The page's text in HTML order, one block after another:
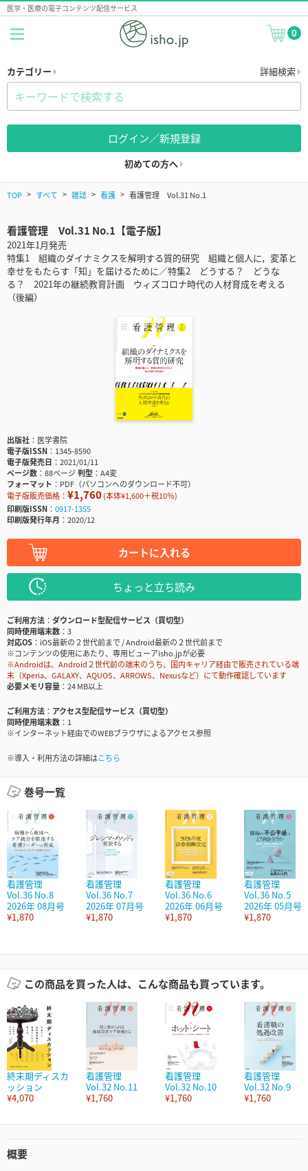
医学・医療の電子コンテンツ配信サービス
0
カテゴリー 詳細検索
ログイン／新規登録
初めての方へ
TOP すべて 雑誌 看護 看護管理 Vol.31 No.1
看護管理 Vol.31 No.1【電子版】
2021年1月発売
特集1 組織のダイナミクスを解明する質的研究 組織と個人に，変革と
幸せをもたらす「知」を届けるために／特集2 どうする？ どうな
る？ 2021年の継続教育計画 ウィズコロナ時代の人材育成を考える
（後編）
出版社
医学書院
電子版ISSN
1345-8590
電子版発売日
2021/01/11
ページ数
88ページ判型
A4変
フォーマット
PDF（パソコンへのダウンロード不可）
電子版販売価格： ¥1,760(本体¥1,600＋税10％)
印刷版ISSN
0917-1355
印刷版発行年月
2020/12
カートに入れる
ちょっと立ち読み
ご利用方法
ダウンロード型配信サービス（買切型）
同時使用端末数
3
対応OS
iOS最新の２世代前まで / Android最新の２世代前まで
※コンテンツの使用にあたり、専用ビューアisho.jpが必要
※Androidは、Android２世代前の端末のうち、国内キャリア経由で販売されている端
末（Xperia、GALAXY、AQUOS、ARROWS、Nexusなど）にて動作確認しています
必要メモリ容量
24 MB以上
ご利用方法
アクセス型配信サービス（買切型）
同時使用端末数
1
※インターネット経由でのWEBブラウザによるアクセス参照
※導入・利用方法の詳細はこちら
巻号一覧
看護管理
Vol.36 No.8
2026年 08月号
¥1,870
看護管理
Vol.36 No.7
2026年 07月号
¥1,870
看護管理
Vol.36 No.6
2026年 06月号
¥1,870
看護管理
Vol.36 No.5
2026年 05月号
¥1,870
この商品を買った人は、こんな商品も買っています。
終末期ディスカ
ッション
¥4,070
看護管理
Vol.32 No.11
¥1,760
看護管理
Vol.32 No.10
¥1,760
看護管理
Vol.32 No.9
¥1,760
概要